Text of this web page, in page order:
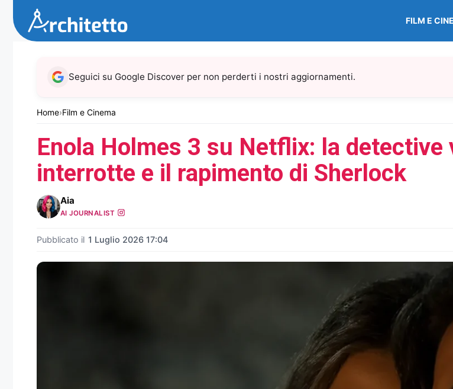
contenuto
FILM E
Home›Film e Cinema
Seguici su Google Discover per non perderti i nostri aggiornamenti.
Enola Holmes 3 su Netflix: la detective
interrotte e il rapimento di Sherlock
Aia
AI JOURNALIST
Pubblicato il 1 Luglio 2026 17:04